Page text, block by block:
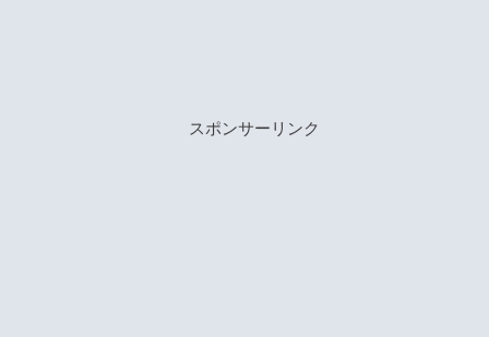
スポンサーリンク